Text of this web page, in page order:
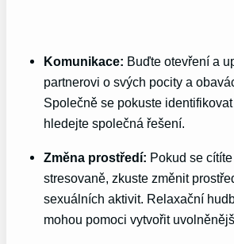
Komunikace: Buďte otevření a
partnerovi o svých pocity a
Společně se pokuste
hledejte společná řešení.
Změna prostředí: Pokud se
stresovaně, zkuste změnit
sexuálních aktivit. Relaxační
mohou pomoci vytvořit